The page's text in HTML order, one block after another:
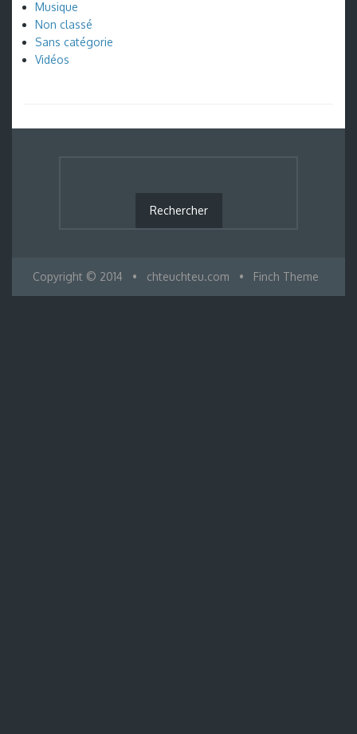
Musique
Non classé
Sans catégorie
Vidéos
Copyright © 2014 • chteuchteu.com • Finch Theme